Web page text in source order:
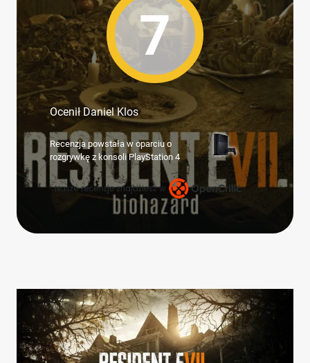
7
Ocenił Daniel Klos
Recenzja powstała w oparciu o
rozgrywkę z konsoli PlayStation 4